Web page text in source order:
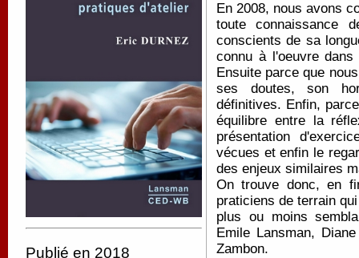
Publié en 2018
En 2008, nous avons
toute connaissance
conscients de sa
connu à l'oeuvre
Ensuite parce que
ses doutes, son
définitives. Enfin,
équilibre entre la
présentation
vécues et enfin le
des enjeux similaires
On trouve donc, en
praticiens de terrain
plus ou moins
Emile Lansman,
Zambon.